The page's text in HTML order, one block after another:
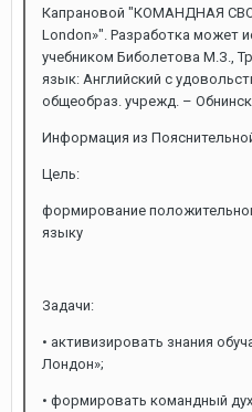
Капрановой "КОМАНДНАЯ
London»". Разработка может
учебником Биболетова М.З.,
язык: Английский с
общеобраз. учрежд. –
Информация из
Цель:
формирование
языку
Задачи:
• активизировать знания
Лондон»;
• формировать командный